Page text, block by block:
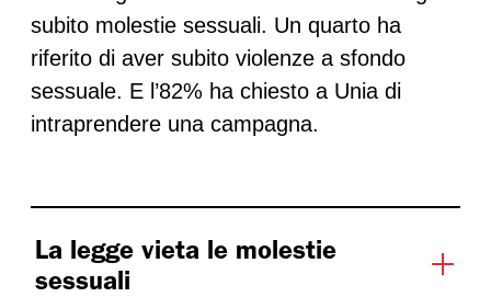
subito molestie sessuali. Un quarto ha
riferito di aver subito violenze a sfondo
sessuale. E l’82% ha chiesto a Unia di
intraprendere una campagna.
La legge vieta le molestie
sessuali